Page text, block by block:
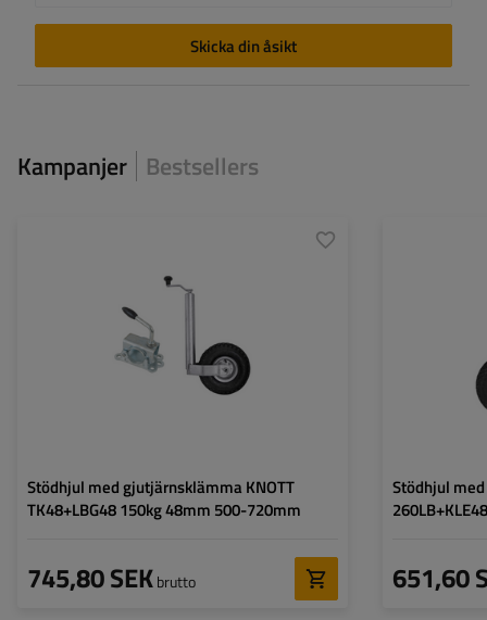
Skicka din åsikt
Kampanjer Bestsellers
Stödhjul med gjutjärnsklämma KNOTT
TK48+LBG48 150kg 48mm 500-720mm
745,80 SEKbrutto
med klämfäste
Stödhjul
651,60